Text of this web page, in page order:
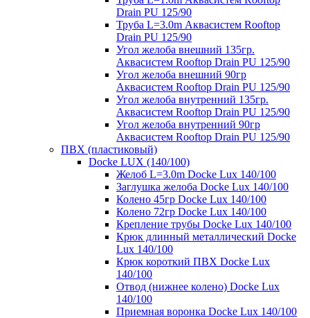
Drain PU 125/90
Труба L=3.0m Аквасистем Rooftop
Drain PU 125/90
Угол желоба внешний 135гр.
Аквасистем Rooftop Drain PU 125/90
Угол желоба внешний 90гр
Аквасистем Rooftop Drain PU 125/90
Угол желоба внутренний 135гр.
Аквасистем Rooftop Drain PU 125/90
Угол желоба внутренний 90гр
Аквасистем Rooftop Drain PU 125/90
ПВХ (пластиковый)
Docke LUX (140/100)
Желоб L=3.0m Docke Lux 140/100
Заглушка желоба Docke Lux 140/100
Колено 45гр Docke Lux 140/100
Колено 72гр Docke Lux 140/100
Крепление трубы Docke Lux 140/100
Крюк длинный металлический Docke
Lux 140/100
Крюк короткий ПВХ Docke Lux
140/100
Отвод (нижнее колено) Docke Lux
140/100
Приемная воронка Docke Lux 140/100